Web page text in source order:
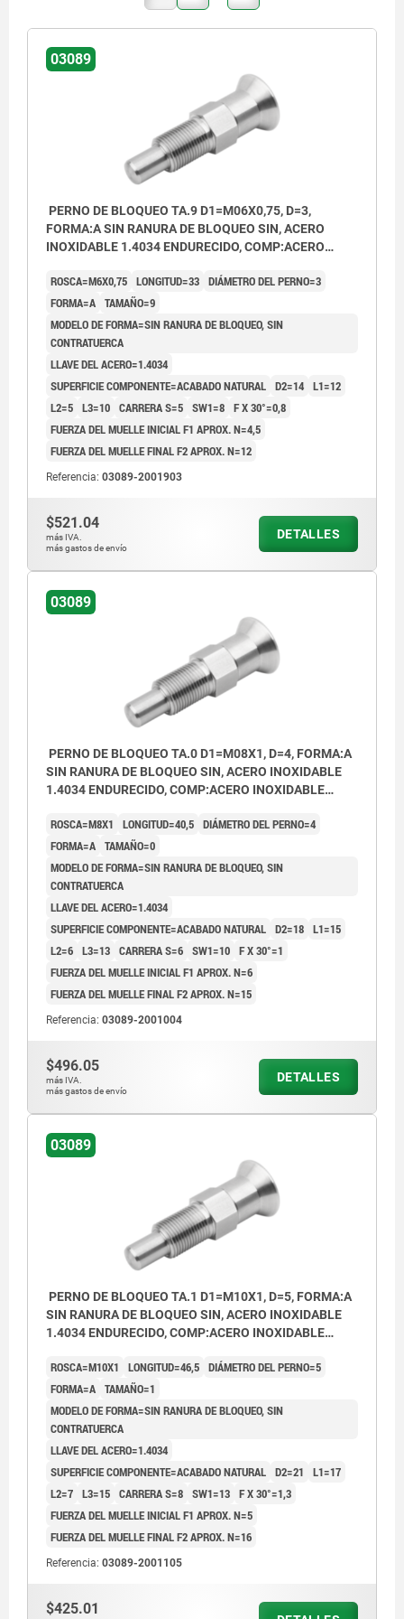
contratuerca
Forma B: sin ranura de bloqueo, con
Forma C: con ranura de bloqueo, sin
Forma D: con ranura de bloqueo, con
03089
PERNO DE BLOQUEO TA.9 D1=M06X0,75, D=3,
FORMA:A SIN RANURA DE BLOQUEO SIN, ACERO
INOXIDABLE 1.4034 ENDURECIDO, COMP:ACERO
ROSCA=M6X0,75 LONGITUD=33 DIÁMETRO DEL PERNO=3
FORMA=A TAMAÑO=9
MODELO DE FORMA=SIN RANURA DE BLOQUEO, SIN
CONTRATUERCA
LLAVE DEL ACERO=1.4034
SUPERFICIE COMPONENTE=ACABADO NATURAL D2=14 L1=12
L2=5 L3=10 CARRERA S=5 SW1=8 F X 30°=0,8
FUERZA DEL MUELLE INICIAL F1 APROX. N=4,5
FUERZA DEL MUELLE FINAL F2 APROX. N=12
Referencia: 03089-2001903
$521.04
más IVA.
más gastos de envío
DETALLES
03089
PERNO DE BLOQUEO TA.0 D1=M08X1, D=4, FORMA:A
SIN RANURA DE BLOQUEO SIN, ACERO INOXIDABLE
1.4034 ENDURECIDO, COMP:ACERO INOXIDABLE
ROSCA=M8X1 LONGITUD=40,5 DIÁMETRO DEL PERNO=4
FORMA=A TAMAÑO=0
MODELO DE FORMA=SIN RANURA DE BLOQUEO, SIN
CONTRATUERCA
LLAVE DEL ACERO=1.4034
SUPERFICIE COMPONENTE=ACABADO NATURAL D2=18 L1=15
L2=6 L3=13 CARRERA S=6 SW1=10 F X 30°=1
FUERZA DEL MUELLE INICIAL F1 APROX. N=6
FUERZA DEL MUELLE FINAL F2 APROX. N=15
Referencia: 03089-2001004
$496.05
más IVA.
más gastos de envío
DETALLES
03089
PERNO DE BLOQUEO TA.1 D1=M10X1, D=5, FORMA:A
SIN RANURA DE BLOQUEO SIN, ACERO INOXIDABLE
1.4034 ENDURECIDO, COMP:ACERO INOXIDABLE
ROSCA=M10X1 LONGITUD=46,5 DIÁMETRO DEL PERNO=5
FORMA=A TAMAÑO=1
MODELO DE FORMA=SIN RANURA DE BLOQUEO, SIN
CONTRATUERCA
LLAVE DEL ACERO=1.4034
SUPERFICIE COMPONENTE=ACABADO NATURAL D2=21
L1=17
L2=7 L3=15 CARRERA S=8 SW1=13 F X 30°=1,3
FUERZA DEL MUELLE INICIAL F1 APROX. N=5
FUERZA DEL MUELLE FINAL F2 APROX. N=16
Referencia: 03089-2001105
$425.01